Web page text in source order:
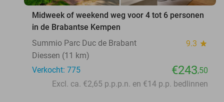
Midweek of weekend weg voor 4 tot 6 personen
in de Brabantse Kempen
Summio Parc Duc de Brabant
9.3 star
Diessen (11 km)
Verkocht: 775
€243,50
Excl. ca. €2,65 p.p.p.n. en €14 p.p. bedlinnen